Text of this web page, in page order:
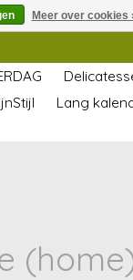
Lang
Meer over cookies